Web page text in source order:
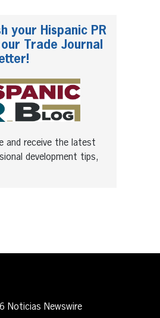
your Hispanic PR
Trade Journal
and receive the latest
development tips,
Noticias Newswire